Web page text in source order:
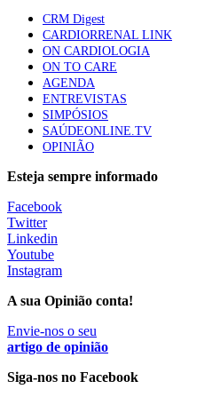
Quase quatro em cada
apresentavam níveis
87 visualizações
Trodelvy aprovado
mama triplo negativo
elegíveis para
MAIS NOTÍCIAS
Quase 11.900 jovens recorreram
nutricionista no primeiro mês
7 Ago, 2026|0 Comments
ULS de Coimbra estreia cirurgia
apoio robótico em Portugal
CRM Digest
CARDIORRENAL LINK
ON CARDIOLOGIA
ON TO CARE
AGENDA
ENTREVISTAS
SIMPÓSIOS
SAÚDEONLINE.TV
OPINIÃO
Esteja sempre informado
Facebook
Twitter
Linkedin
Youtube
Instagram
A sua Opinião conta!
Envie-nos o seu
artigo de opinião
Siga-nos no Facebook